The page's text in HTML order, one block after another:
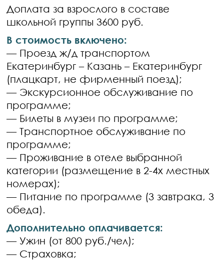
Доплата за взрослого в составе
школьной группы 3600 руб.
В стоимость включено:
— Проезд ж/д транспортом
Екатеринбург – Казань – Екатеринбург
(плацкарт, не фирменный поезд);
— Экскурсионное обслуживание по
программе;
— Билеты в музеи по программе;
— Транспортное обслуживание по
программе;
— Проживание в отеле выбранной
категории (размещение в 2-4х местных
номерах);
— Питание по программе (3 завтрака, 3
обеда).
Дополнительно оплачивается:
— Ужин (от 800 руб./чел);
— Страховка;